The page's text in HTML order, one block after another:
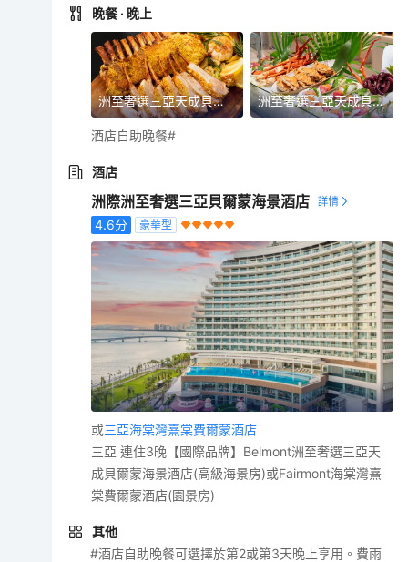
晚餐 · 晚上
洲至奢選三亞天成貝爾蒙海景酒店自助餐 洲至奢選三亞天成貝爾蒙海景酒店自助餐
酒店自助晚餐#
酒店
洲際洲至奢選三亞貝爾蒙海景酒店
4.6分 豪華型
或三亞海棠灣熹棠費爾蒙酒店
三亞 連住3晚【國際品牌】Belmont洲至奢選三亞天
成貝爾蒙海景酒店(高級海景房)或Fairmont海棠灣熹
棠費爾蒙酒店(園景房)
其他
#酒店自助晚餐可選擇於第2或第3天晚上享用。費雨